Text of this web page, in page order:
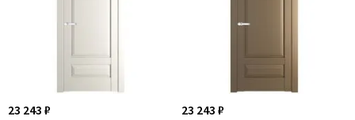
23 243 ₽ 23 243 ₽